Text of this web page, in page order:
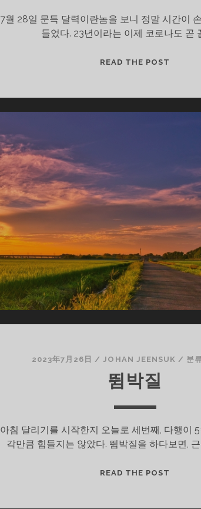
7월 28일 문득 달력이란놈을 보니 정말 시간이
들었다. 23년이라는 이제 코로나도 곧
READ THE POST
2023年7月26日 /JOHAN JEENSUK / 분
뜀박질
아침 달리기를 시작한지 오늘로 세번째, 다행이
각만큼 힘들지는 않았다. 뜀박질을 하다보면,
READ THE POST